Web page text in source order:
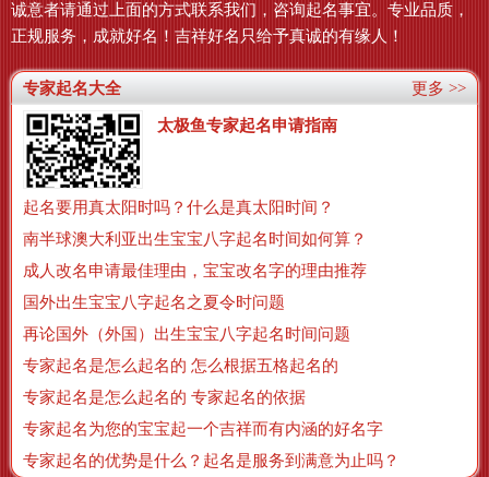
诚意者请通过上面的方式联系我们，咨询起名事宜。专业品质，
正规服务，成就好名！吉祥好名只给予真诚的有缘人！
更多 >>
专家起名大全
太极鱼专家起名申请指南
起名要用真太阳时吗？什么是真太阳时间？
南半球澳大利亚出生宝宝八字起名时间如何算？
成人改名申请最佳理由，宝宝改名字的理由推荐
国外出生宝宝八字起名之夏令时问题
再论国外（外国）出生宝宝八字起名时间问题
专家起名是怎么起名的 怎么根据五格起名的
专家起名是怎么起名的 专家起名的依据
专家起名为您的宝宝起一个吉祥而有内涵的好名字
专家起名的优势是什么？起名是服务到满意为止吗？